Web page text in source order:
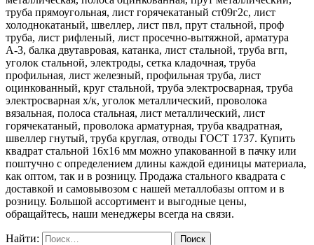
труба прямоугольная, лист горячекатаный ст09г2с, лист
холоднокатаный, швеллер, лист пвл, прут стальной, проф
труба, лист рифленый, лист просечно-вытяжной, арматура
А-3, балка двутавровая, катанка, лист стальной, труба вгп,
уголок стальной, электроды, сетка кладочная, труба
профильная, лист железный, профильная труба, лист
оцинкованный, круг стальной, труба электросварная, труба
электросварная х/к, уголок металлический, проволока
вязальная, полоса стальная, лист металлический, лист
горячекатаный, проволока арматурная, труба квадратная,
швеллер гнутый, труба круглая, отводы ГОСТ 1737. Купить
квадрат стальной 16х16 мм можно упакованной в пачку или
поштучно с определением длины каждой единицы материала,
как оптом, так и в розницу. Продажа стального квадрата с
доставкой и самовывозом с нашей металлобазы оптом и в
розницу. Большой ассортимент и выгодные цены,
обращайтесь, наши менеджеры всегда на связи.
Найти: